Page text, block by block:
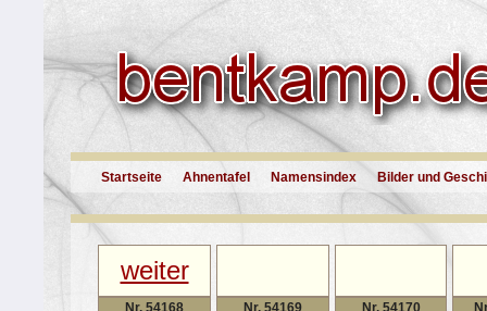
Startseite Ahnentafel Namensindex Bilder und
weiter
Nr. 54168
Nr. 54169
Nr. 54170